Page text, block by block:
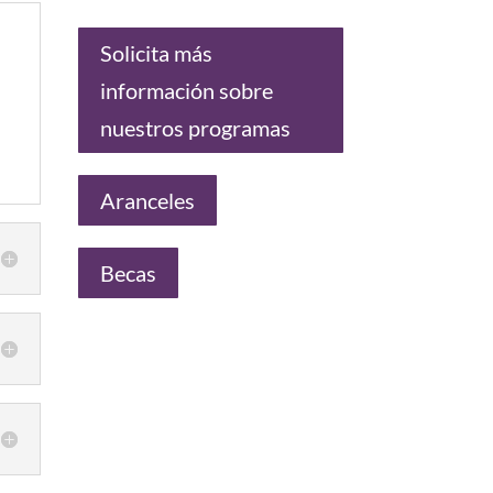
Solicita más
información sobre
nuestros programas
Aranceles
Becas